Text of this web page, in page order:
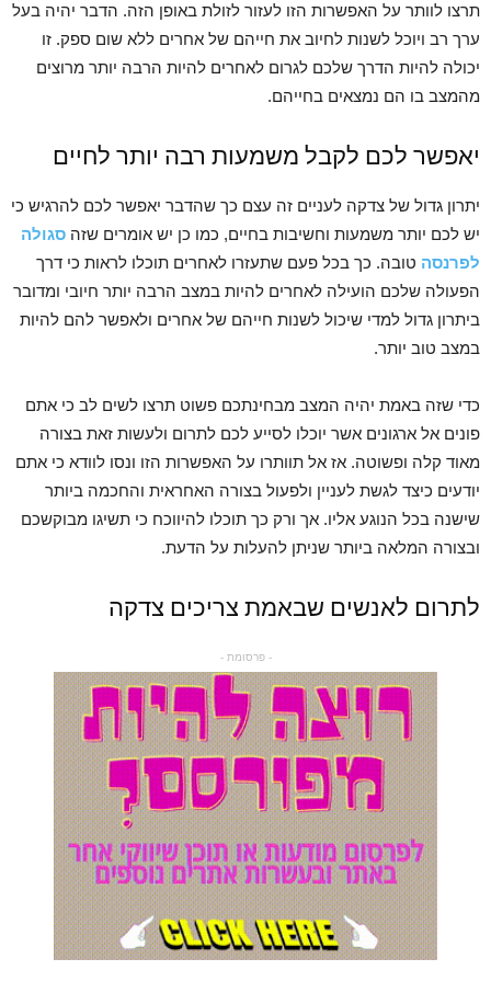
תרצו לוותר על האפשרות הזו לעזור לזולת באופן הזה. הדבר יהיה בעל
ערך רב ויוכל לשנות לחיוב את חייהם של אחרים ללא שום ספק. זו
יכולה להיות הדרך שלכם לגרום לאחרים להיות הרבה יותר מרוצים
מהמצב בו הם נמצאים בחייהם.
יאפשר לכם לקבל משמעות רבה יותר לחיים
יתרון גדול של צדקה לעניים זה עצם כך שהדבר יאפשר לכם להרגיש כי
יש לכם יותר משמעות וחשיבות בחיים, כמו כן יש אומרים שזה סגולה
לפרנסה טובה. כך בכל פעם שתעזרו לאחרים תוכלו לראות כי דרך
הפעולה שלכם הועילה לאחרים להיות במצב הרבה יותר חיובי ומדובר
ביתרון גדול למדי שיכול לשנות חייהם של אחרים ולאפשר להם להיות
במצב טוב יותר.
כדי שזה באמת יהיה המצב מבחינתכם פשוט תרצו לשים לב כי אתם
פונים אל ארגונים אשר יוכלו לסייע לכם לתרום ולעשות זאת בצורה
מאוד קלה ופשוטה. אז אל תוותרו על האפשרות הזו ונסו לוודא כי אתם
יודעים כיצד לגשת לעניין ולפעול בצורה האחראית והחכמה ביותר
שישנה בכל הנוגע אליו. אך ורק כך תוכלו להיווכח כי תשיגו מבוקשכם
ובצורה המלאה ביותר שניתן להעלות על הדעת.
לתרום לאנשים שבאמת צריכים צדקה
- פרסומת -